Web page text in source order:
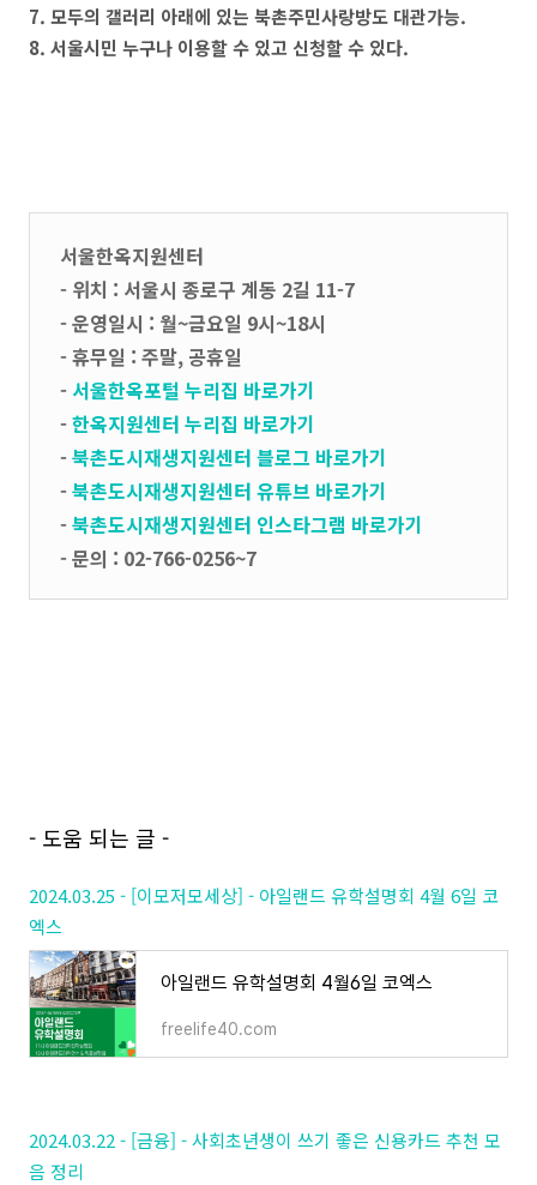
7. 모두의 갤러리 아래에 있는 북촌주민사랑방도 대관가능.
8. 서울시민 누구나 이용할 수 있고 신청할 수 있다.
서울한옥지원센터
- 위치 : 서울시 종로구 계동 2길 11-7
- 운영일시 : 월~금요일 9시~18시
- 휴무일 : 주말, 공휴일
- 서울한옥포털 누리집 바로가기
-한옥지원센터 누리집 바로가기
-북촌도시재생지원센터 블로그 바로가기
-북촌도시재생지원센터 유튜브 바로가기
-북촌도시재생지원센터 인스타그램 바로가기
- 문의 : 02-766-0256~7
- 도움 되는 글 -
2024.03.25 - [이모저모세상] - 아일랜드 유학설명회 4월 6일 코
엑스
아일랜드 유학설명회 4월6일 코엑스
freelife40.com
2024.03.22 - [금융] - 사회초년생이 쓰기 좋은 신용카드 추천 모
음 정리